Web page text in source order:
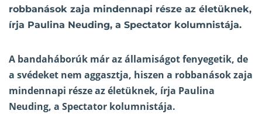
robbanások zaja mindennapi része az életüknek,
írja Paulina Neuding, a Spectator kolumnistája.
A bandaháborúk már az államiságot fenyegetik, de
a svédeket nem aggasztja, hiszen a robbanások zaja
mindennapi része az életüknek, írja Paulina
Neuding, a Spectator kolumnistája.